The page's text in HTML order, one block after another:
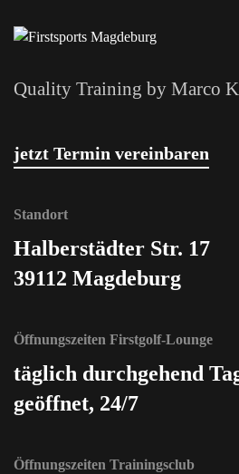
Quality Training by Marco
jetzt Termin vereinbaren
Standort
Halberstädter Str. 17
39112 Magdeburg
Öffnungszeiten Firstgolf-Lounge
täglich durchgehend
geöffnet, 24/7
Öffnungszeiten Trainingsclub